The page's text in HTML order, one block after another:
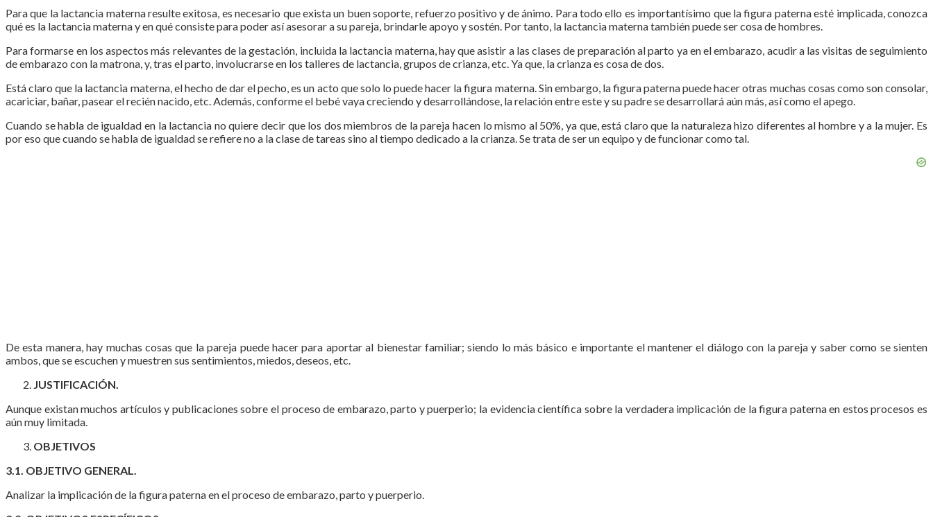
Para que la lactancia materna resulte exitosa, es necesario que exista un buen soporte, refuerzo positivo y de ánimo. Para todo ello es importantísimo que la figura paterna esté implicada, conozca
qué es la lactancia materna y en qué consiste para poder así asesorar a su pareja, brindarle apoyo y sostén. Por tanto, la lactancia materna también puede ser cosa de hombres.
Para formarse en los aspectos más relevantes de la gestación, incluida la lactancia materna, hay que asistir a las clases de preparación al parto ya en el embarazo, acudir a las visitas de seguimiento
de embarazo con la matrona, y, tras el parto, involucrarse en los talleres de lactancia, grupos de crianza, etc. Ya que, la crianza es cosa de dos.
Está claro que la lactancia materna, el hecho de dar el pecho, es un acto que solo lo puede hacer la figura materna. Sin embargo, la figura paterna puede hacer otras muchas cosas como son consolar,
acariciar, bañar, pasear el recién nacido, etc. Además, conforme el bebé vaya creciendo y desarrollándose, la relación entre este y su padre se desarrollará aún más, así como el apego.
Cuando se habla de igualdad en la lactancia no quiere decir que los dos miembros de la pareja hacen lo mismo al 50%, ya que, está claro que la naturaleza hizo diferentes al hombre y a la mujer. Es
por eso que cuando se habla de igualdad se refiere no a la clase de tareas sino al tiempo dedicado a la crianza. Se trata de ser un equipo y de funcionar como tal.
De esta manera, hay muchas cosas que la pareja puede hacer para aportar al bienestar familiar; siendo lo más básico e importante el mantener el diálogo con la pareja y saber como se sienten
ambos, que se escuchen y muestren sus sentimientos, miedos, deseos, etc.
JUSTIFICACIÓN.
Aunque existan muchos artículos y publicaciones sobre el proceso de embarazo, parto y puerperio; la evidencia científica sobre la verdadera implicación de la figura paterna en estos procesos es
aún muy limitada.
OBJETIVOS
3.1. OBJETIVO GENERAL.
Analizar la implicación de la figura paterna en el proceso de embarazo, parto y puerperio.